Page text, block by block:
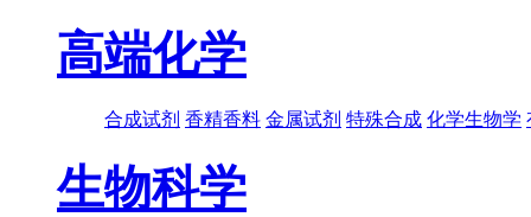
高端化学
合成试剂 香精香料 金属试剂 特殊合成 化学生物学
生物科学